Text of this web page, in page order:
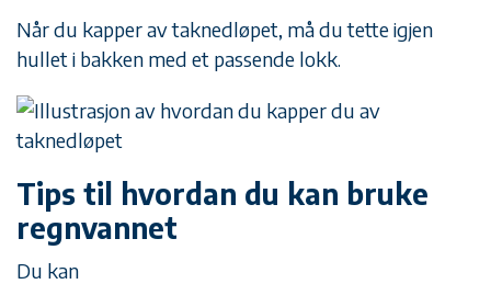
Når du kapper av taknedløpet, må du tette igjen
hullet i bakken med et passende lokk.
Tips til hvordan du kan bruke
regnvannet
Du kan